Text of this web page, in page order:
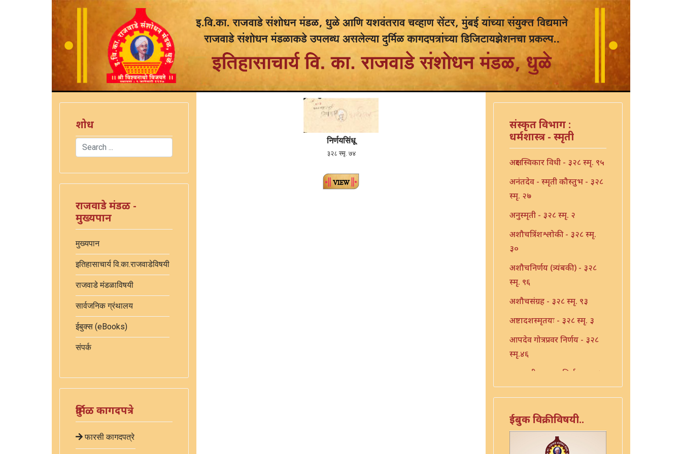
शोध
Search
राजवाडे मंडळ -
मुख्यपान
मुख्यपान
इतिहासाचार्य वि.का.राजवाडेविषयी
राजवाडे मंडळाविषयी
सार्वजनिक ग्रंथालय
ईबुक्स (eBooks)
संपर्क
दुर्मिळ कागदपत्रे
फारसी कागदपत्रे
निर्णयसिंधू
३२८ स्मृ. ७४
संस्कृत विभाग :
धर्मशास्त्र - स्मृती
अक्षर स्विकार विधी - ३२८ स्मृ. ९५
अनंतदेव - स्मृती कौस्तुभ - ३२८
स्मृ. २७
अनुस्मृती - ३२८ स्मृ. २
अशौचत्रिंशश्लोकी - ३२८ स्मृ.
३०
अशौचनिर्णय (त्र्यंबकी) - ३२८
स्मृ. ९६
अशौचसंग्रह - ३२८ स्मृ. ९३
अष्टादशस्मृतयः - ३२८ स्मृ. ३
आपदेव गोत्रप्रवर निर्णय - ३२८
स्मृ.४६
एकादशी उपवास निर्णय - ३२८
स्मृ. ४१
एकादशी निर्णय - ३२८ स्मृ. ४०
एकादशी निर्णय - ३२८ स्मृ.४२
ईबुक विक्रीविषयी..